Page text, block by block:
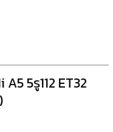
5รู112 ET32